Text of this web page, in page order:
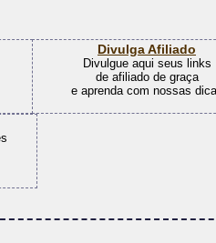
Divulga Afiliado
Divulgue aqui seus links
de afiliado de graça
e aprenda com nossas